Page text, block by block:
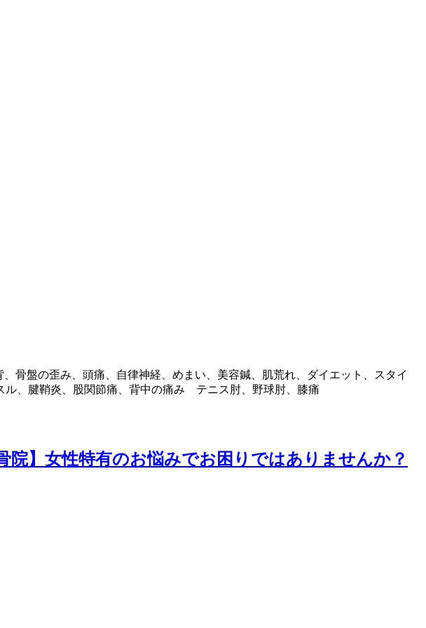
骨盤の歪み、頭痛、自律神経、めまい、美容鍼、肌荒れ、ダイエット、スタイ
ル、腱鞘炎、股関節痛、背中の痛み テニス肘、野球肘、膝痛
女性特有のお悩みでお困りではありませんか？